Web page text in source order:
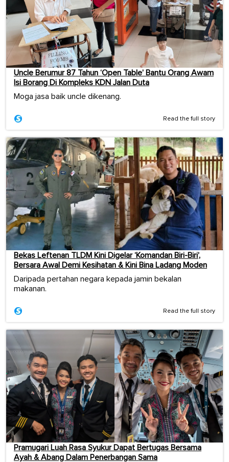
Uncle Berumur 87 Tahun ‘Open Table’ Bantu Orang Awam
Isi Borang Di Kompleks KDN Jalan Duta
Moga jasa baik uncle dikenang.
Read the full story
Bekas Leftenan TLDM Kini Digelar ‘Komandan Biri-Biri’,
Bersara Awal Demi Kesihatan & Kini Bina Ladang Moden
Daripada pertahan negara kepada jamin bekalan
makanan.
Read the full story
Pramugari Luah Rasa Syukur Dapat Bertugas Bersama
Ayah & Abang Dalam Penerbangan Sama